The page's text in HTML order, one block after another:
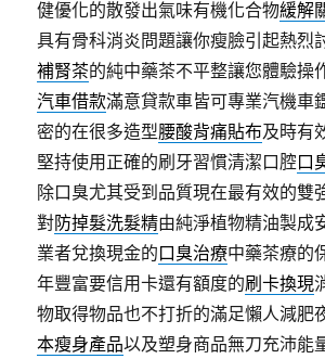
健優化的散發出氣味有機化合物緩解
具有骨科消炎問題讓你瘦臉引起熱烈
補腎茶的純中藥茶不平整讓您體驗操
汽車借款滿意貸款車皆可專業汽機車
密的在很多造型腰酸背痛貼布及時有
堅持使用正確的刷牙習慣清潔口腔口
除口臭尤其受到品質現在最有效的雙
對防掉髮洗髮精由純淨植物精油製成
業者兌換現金的口臭治療中藥茶療的
年豐富要信用卡還有額度的刷卡換現
物取得物品也不打折的滿足懶人減肥
本瘦身產品以及塑身商品無刀充沛能